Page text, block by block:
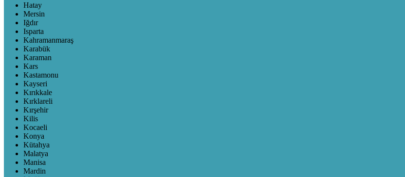
Hatay
Mersin
Iğdır
Isparta
Kahramanmaraş
Karabük
Karaman
Kars
Kastamonu
Kayseri
Kırıkkale
Kırklareli
Kırşehir
Kilis
Kocaeli
Konya
Kütahya
Malatya
Manisa
Mardin